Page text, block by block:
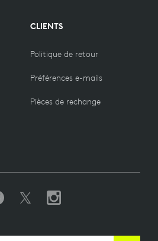
CLIENTS
Politique de retour
Préférences e-mails
Pièces de rechange